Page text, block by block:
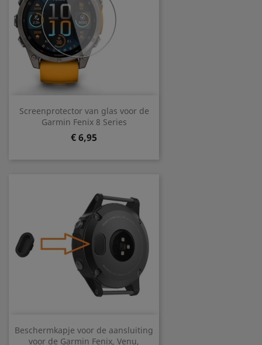
Screenprotector van glas voor de
Garmin Fenix 8 Series
Prijs
€ 6,95
Beschermkapje voor de aansluiting
voor de Garmin Fenix, Venu,